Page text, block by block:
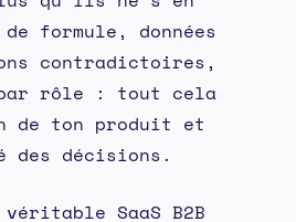
formule, données
contradictoires,
par rôle : tout cela
de ton produit et
décisions.
SaaS B2B